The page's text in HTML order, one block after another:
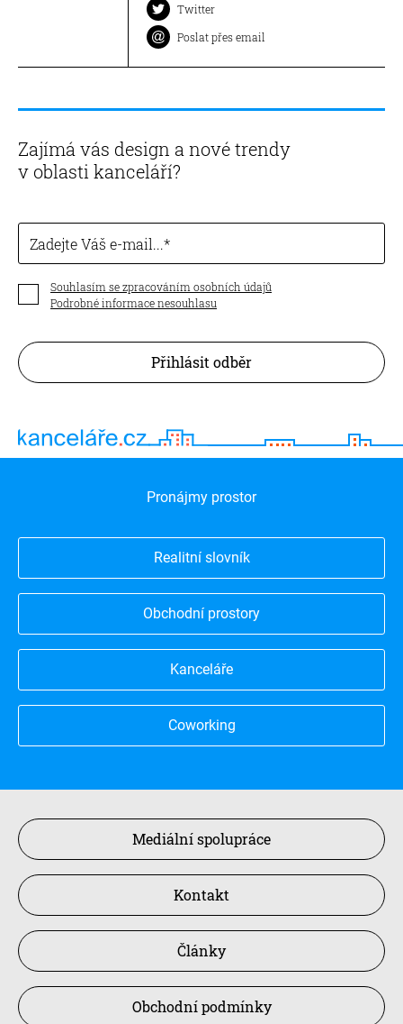
Twitter
Poslat přes email
Zajímá vás design a nové trendy
v oblasti kanceláří?
Zadejte Váš e-mail...
Souhlasím se zpracováním osobních údajů
Podrobné informace nesouhlasu
Přihlásit odběr
Pronájmy prostor
Realitní slovník
Obchodní prostory
Kanceláře
Coworking
Mediální spolupráce
Kontakt
Články
Obchodní podmínky